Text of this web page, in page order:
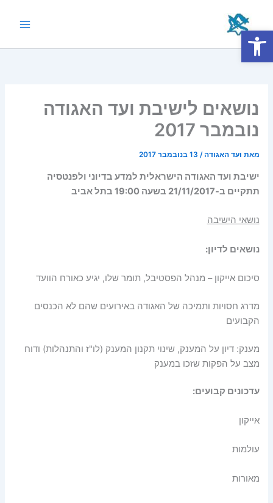
נושאים לישיבת ועד האגודה
נובמבר ‎ 2017
מאת ועד האגודה/ 13 בנובמבר 2017
ישיבת ועד האגודה הישראלית למדע בדיוני ולפנטסיה
תתקיים ב-21/11/2017 בשעה 19:00 בתל אביב
נושאי הישיבה
נושאים לדיון:
סיכום אייקון – מנהל הפסטיבל, תומר שלו, יגיע כאורח הוועד
מדרג חסויות ותמיכה של האגודה באירועים שהם לא הכנסים
הקבועים
מענק: דיון על המענק, שינוי תקנון המענק (לו"ז והתנהלות) ודוח
מצב על הפקות שזכו במענק
עדכונים קבועים:
אייקון
עולמות
מאורות
פתח סרגל נגישות